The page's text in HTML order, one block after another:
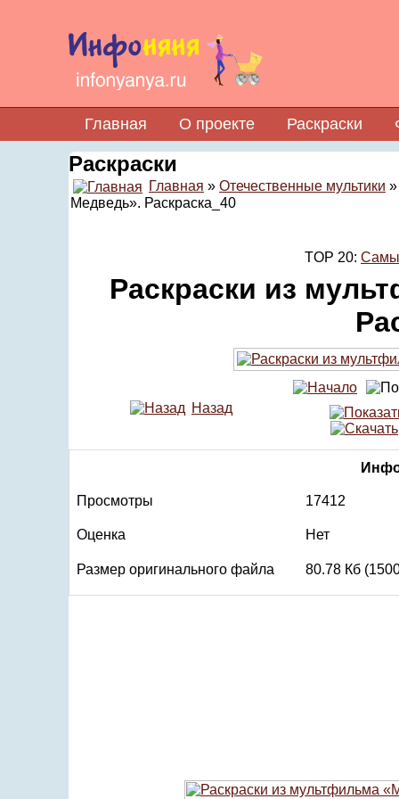
Главная О проекте Раскраски
Раскраски
Главная » Отечественные мультики »
Медведь». Раскраска_40
TOP 20:
Раскраски из
Назад
Просмотры 17412
Оценка Нет
Размер оригинального файла 80.78 Кб